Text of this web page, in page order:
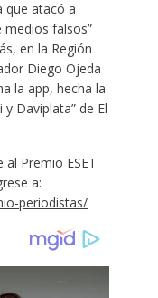
que atacó a
falsos”
en la Región
Diego Ojeda
la app, hecha la
Daviplata” de El
Premio ESET
a:
periodistas/